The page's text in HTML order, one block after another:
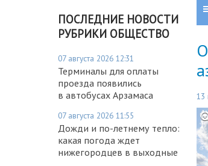
ПОСЛЕДНИЕ НОВОСТИ
РУБРИКИ ОБЩЕСТВО
07 августа 2026 12:31
Терминалы для оплаты
проезда появились
в автобусах Арзамаса
07 августа 2026 11:55
Дожди и по-летнему тепло:
какая погода ждет
нижегородцев в выходные
13